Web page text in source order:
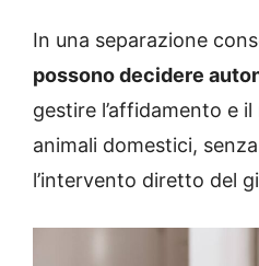
In una separazione
possono decidere
gestire l’affidamento e
animali domestici,
l’intervento diretto del